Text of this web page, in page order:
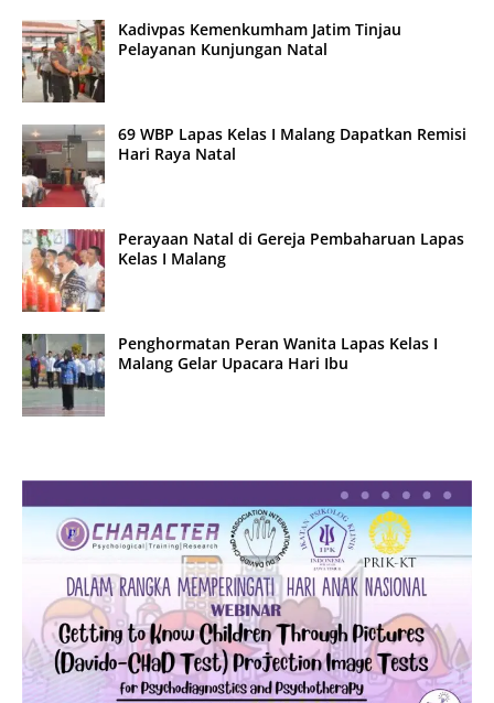
Kadivpas Kemenkumham Jatim Tinjau
Pelayanan Kunjungan Natal
69 WBP Lapas Kelas I Malang Dapatkan Remisi
Hari Raya Natal
Perayaan Natal di Gereja Pembaharuan Lapas
Kelas I Malang
Penghormatan Peran Wanita Lapas Kelas I
Malang Gelar Upacara Hari Ibu